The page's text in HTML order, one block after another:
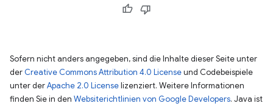
Sofern nicht anders angegeben, sind die Inhalte dieser Seite unter
der Creative Commons Attribution 4.0 Licenseund Codebeispiele
unter derApache 2.0 Licenselizenziert. Weitere Informationen
finden Sie in den Websiterichtlinien von Google Developers. Java ist